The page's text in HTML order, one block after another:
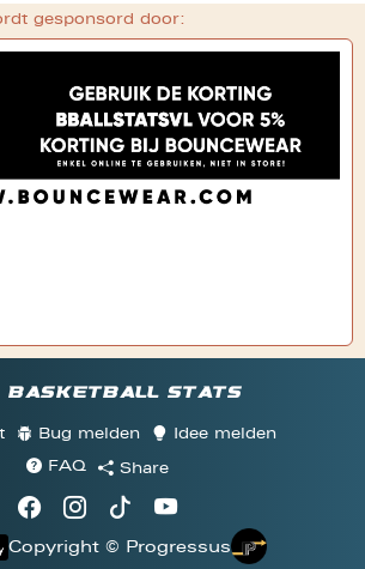
gesponsord door:
Basketball stats
Bug melden
Idee melden
FAQ
Share
Copyright © Progressus